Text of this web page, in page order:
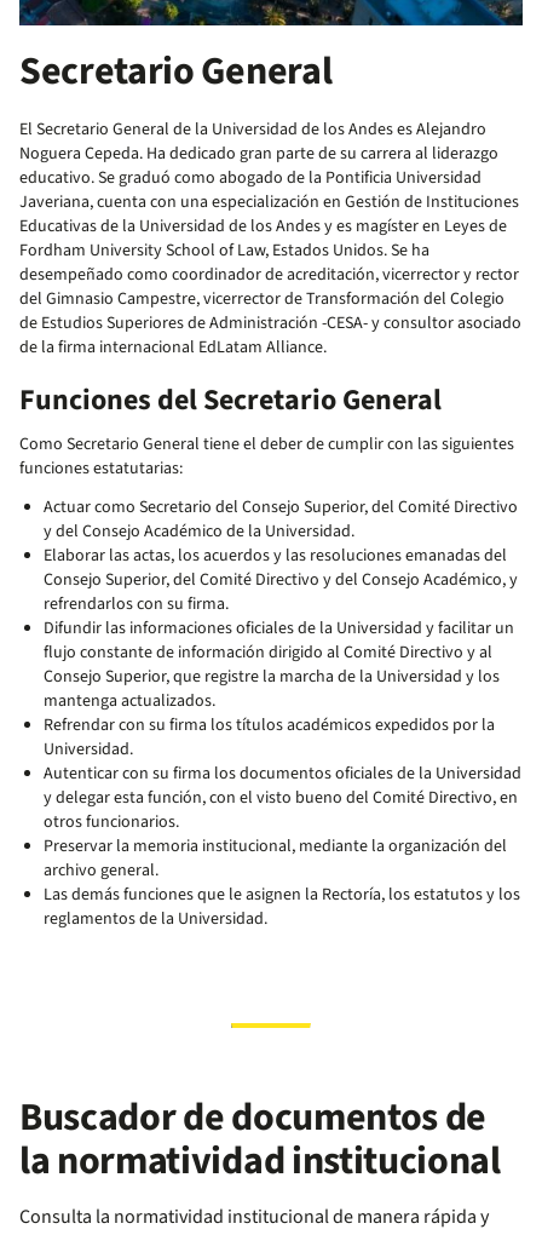
Secretario General
El Secretario General de la Universidad de los Andes es Alejandro
Noguera Cepeda. Ha dedicado gran parte de su carrera al liderazgo
educativo. Se graduó como abogado de la Pontificia Universidad
Javeriana, cuenta con una especialización en Gestión de Instituciones
Educativas de la Universidad de los Andes y es magíster en Leyes de
Fordham University School of Law, Estados Unidos. Se ha
desempeñado como coordinador de acreditación, vicerrector y rector
del Gimnasio Campestre, vicerrector de Transformación del Colegio
de Estudios Superiores de Administración -CESA- y consultor asociado
de la firma internacional EdLatam Alliance.
Funciones del Secretario General
Como Secretario General tiene el deber de cumplir con las siguientes
funciones estatutarias:
Actuar como Secretario del Consejo Superior, del Comité Directivo
y del Consejo Académico de la Universidad.
Elaborar las actas, los acuerdos y las resoluciones emanadas del
Consejo Superior, del Comité Directivo y del Consejo Académico, y
refrendarlos con su firma.
Difundir las informaciones oficiales de la Universidad y facilitar un
flujo constante de información dirigido al Comité Directivo y al
Consejo Superior, que registre la marcha de la Universidad y los
mantenga actualizados.
Refrendar con su firma los títulos académicos expedidos por la
Universidad.
Autenticar con su firma los documentos oficiales de la Universidad
y delegar esta función, con el visto bueno del Comité Directivo, en
otros funcionarios.
Preservar la memoria institucional, mediante la organización del
archivo general.
Las demás funciones que le asignen la Rectoría, los estatutos y los
reglamentos de la Universidad.
Buscador de documentos de
la normatividad institucional
Consulta la normatividad institucional de manera rápida y